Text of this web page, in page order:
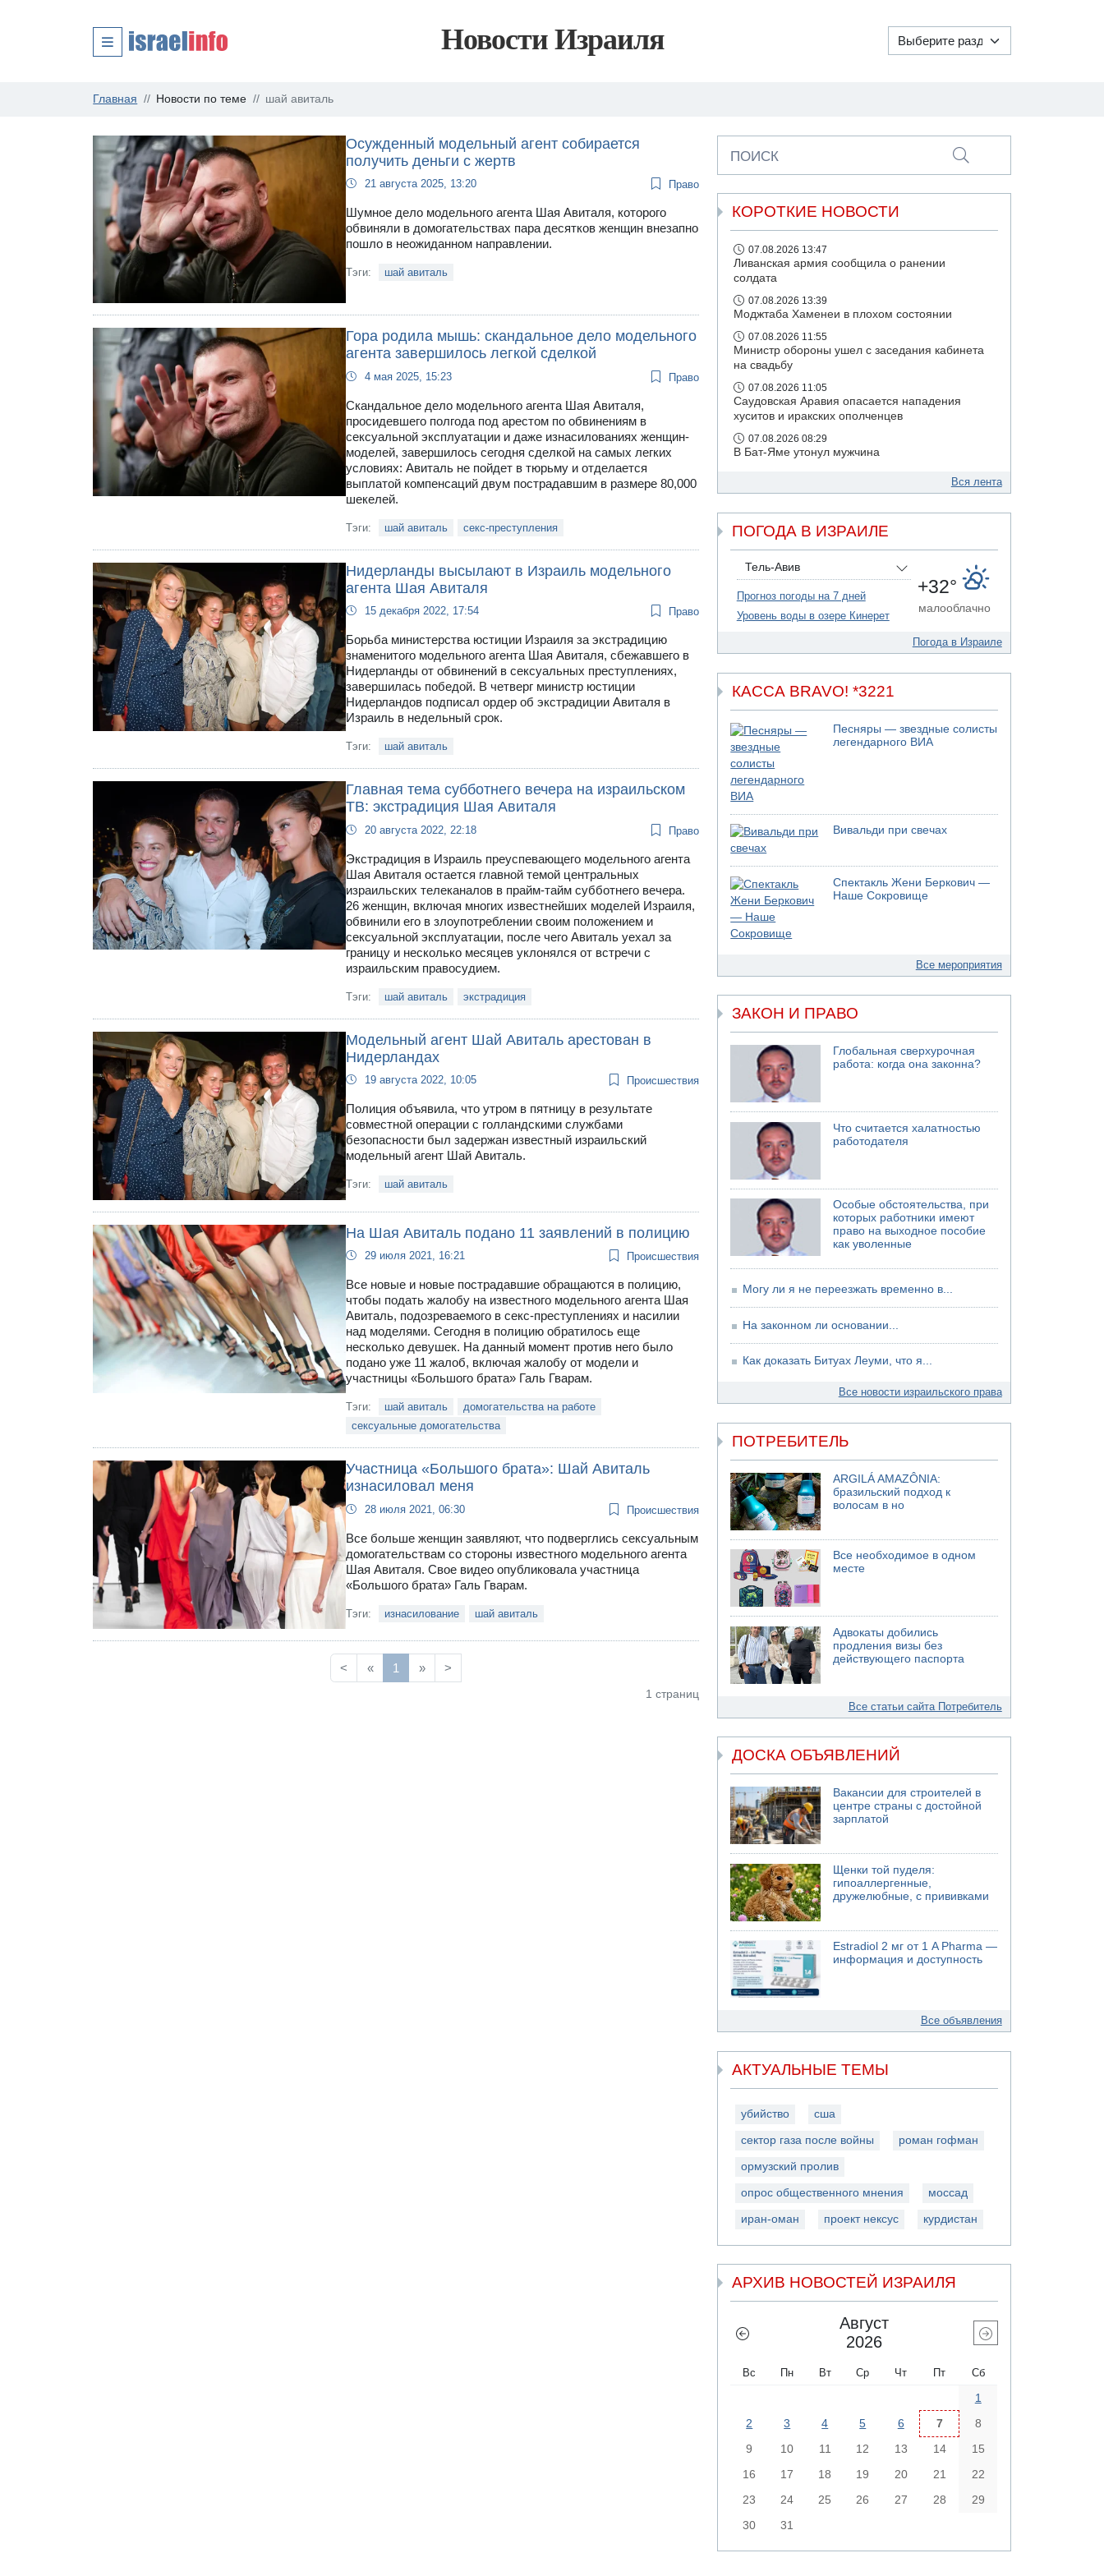
Новости Израиля
Главная Новости по теме шай авиталь
Осужденный модельный агент собирается
получить деньги с жертв
21 августа 2025, 13:20 Право
Шумное дело модельного агента Шая Авиталя, которого
обвиняли в домогательствах пара десятков женщин внезапно
пошло в неожиданном направлении.
Тэги: шай авиталь
Гора родила мышь: скандальное дело модельного
агента завершилось легкой сделкой
4 мая 2025, 15:23 Право
Скандальное дело модельного агента Шая Авиталя,
просидевшего полгода под арестом по обвинениям в
сексуальной эксплуатации и даже изнасилованиях женщин-
моделей, завершилось сегодня сделкой на самых легких
условиях: Авиталь не пойдет в тюрьму и отделается
выплатой компенсаций двум пострадавшим в размере 80,000
шекелей.
Тэги: шай авиталь секс-преступления
Нидерланды высылают в Израиль модельного
агента Шая Авиталя
15 декабря 2022, 17:54 Право
Борьба министерства юстиции Израиля за экстрадицию
знаменитого модельного агента Шая Авиталя, сбежавшего в
Нидерланды от обвинений в сексуальных преступлениях,
завершилась победой. В четверг министр юстиции
Нидерландов подписал ордер об экстрадиции Авиталя в
Израиль в недельный срок.
Тэги: шай авиталь
Главная тема субботнего вечера на израильском
ТВ: экстрадиция Шая Авиталя
20 августа 2022, 22:18 Право
Экстрадиция в Израиль преуспевающего модельного агента
Шая Авиталя остается главной темой центральных
израильских телеканалов в прайм-тайм субботнего вечера.
26 женщин, включая многих известнейших моделей Израиля,
обвинили его в злоупотреблении своим положением и
сексуальной эксплуатации, после чего Авиталь уехал за
границу и несколько месяцев уклонялся от встречи с
израильским правосудием.
Тэги: шай авиталь экстрадиция
Модельный агент Шай Авиталь арестован в
Нидерландах
19 августа 2022, 10:05 Происшествия
Полиция объявила, что утром в пятницу в результате
совместной операции с голландскими службами
безопасности был задержан известный израильский
модельный агент Шай Авиталь.
Тэги: шай авиталь
На Шая Авиталь подано 11 заявлений в полицию
29 июля 2021, 16:21 Происшествия
Все новые и новые пострадавшие обращаются в полицию,
чтобы подать жалобу на известного модельного агента Шая
Авиталь, подозреваемого в секс-преступлениях и насилии
над моделями. Сегодня в полицию обратилось еще
несколько девушек. На данный момент против него было
подано уже 11 жалоб, включая жалобу от модели и
участницы «Большого брата» Галь Гварам.
Тэги: шай авиталь
домогательства на работе
сексуальные домогательства
Участница «Большого брата»: Шай Авиталь
изнасиловал меня
28 июля 2021, 06:30 Происшествия
Все больше женщин заявляют, что подверглись сексуальным
домогательствам со стороны известного модельного агента
Шая Авиталя. Свое видео опубликовала участница
«Большого брата» Галь Гварам.
Тэги: изнасилование шай авиталь
< « 1 » >
1 страниц
ПОИСК
КОРОТКИЕ НОВОСТИ
07.08.2026 13:47
Ливанская армия сообщила о ранении
солдата
07.08.2026 13:39
Моджтаба Хаменеи в плохом состоянии
07.08.2026 11:55
Министр обороны ушел с заседания кабинета
на свадьбу
07.08.2026 11:05
Саудовская Аравия опасается нападения
хуситов и иракских ополченцев
07.08.2026 08:29
В Бат-Яме утонул мужчина
Вся лента
ПОГОДА В ИЗРАИЛЕ
Тель-Авив
Прогноз погоды на 7 дней
Уровень воды в озере Кинерет
+32°
малооблачно
Погода в Израиле
КАССА BRAVO! *3221
Песняры — звездные солисты
легендарного ВИА
Вивальди при свечах
Спектакль Жени Беркович —
Наше Сокровище
Все мероприятия
ЗАКОН И ПРАВО
Глобальная сверхурочная
работа: когда она законна?
Что считается халатностью
работодателя
Особые обстоятельства, при
которых работники имеют
право на выходное пособие
как уволенные
Могу ли я не переезжать временно в...
На законном ли основании...
Как доказать Битуах Леуми, что я...
Все новости израильского права
ПОТРЕБИТЕЛЬ
ARGILÁ AMAZÔNIA:
бразильский подход к
волосам в но
Все необходимое в одном
месте
Адвокаты добились
продления визы без
действующего паспорта
Все статьи сайта Потребитель
ДОСКА ОБЪЯВЛЕНИЙ
Вакансии для строителей в
центре страны с достойной
зарплатой
Щенки той пуделя:
гипоаллергенные,
дружелюбные, с прививками
Estradiol 2 мг от 1 A Pharma —
информация и доступность
Все объявления
АКТУАЛЬНЫЕ ТЕМЫ
убийство сша
сектор газа после войны роман гофман
ормузский пролив
опрос общественного мнения моссад
иран-оман проект нексус курдистан
АРХИВ НОВОСТЕЙ ИЗРАИЛЯ
Август
2026
Вс Пн Вт Ср Чт Пт Сб
1
2
3 4 5 6 7
8
9
10 11 12 13 14
15
16
17 18 19 20 21
22
23
24 25 26 27 28
29
30
31